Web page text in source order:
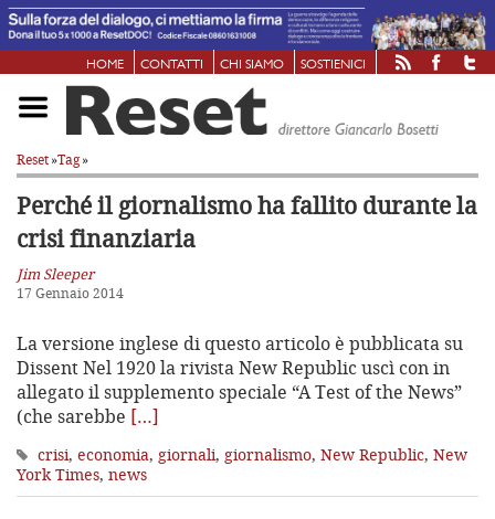
HOME CONTATTI CHI SIAMO SOSTIENICI
Reset»Tag»
Perché il giornalismo ha fallito durante la
crisi finanziaria
Jim Sleeper
17 Gennaio 2014
La versione inglese di questo articolo è pubblicata su
Dissent Nel 1920 la rivista New Republic uscì con in
allegato il supplemento speciale “A Test of the News”
(che sarebbe […]
crisi, economia, giornali, giornalismo, New Republic, New
York Times, news